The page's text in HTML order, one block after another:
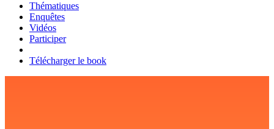
Thématiques
Enquêtes
Vidéos
Participer
Télécharger le book